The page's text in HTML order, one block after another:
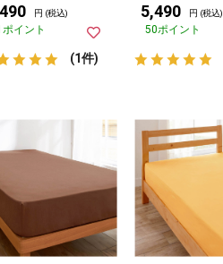
円 (税込)
イント
(1件)
5,490 円 (税込)
50ポイント